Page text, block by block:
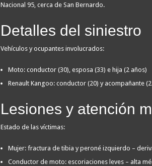
Nacional 95, cerca de San Bernardo.
Detalles del siniestro
Vehículos y ocupantes involucrados:
Moto: conductor (30), esposa (33) e hija (2 años)
Renault Kangoo: conductor (20) y acompañante
Lesiones y atención
Estado de las víctimas:
Mujer: fractura de tibia y peroné izquierdo –
Conductor de moto: escoriaciones leves – alta